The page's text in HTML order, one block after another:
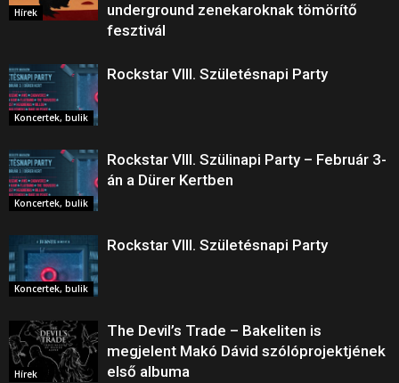
Hírek
underground zenekaroknak tömörítő
fesztivál
Koncertek, bulik
Rockstar VIII. Születésnapi Party
Koncertek, bulik
Rockstar VIII. Szülinapi Party – Február 3-
án a Dürer Kertben
Koncertek, bulik
Rockstar VIII. Születésnapi Party
Hírek
The Devil’s Trade – Bakeliten is
megjelent Makó Dávid szólóprojektjének
első albuma